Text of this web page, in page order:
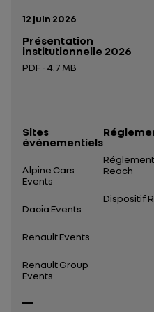
Date de publication:
12 juin 2026
Présentation
institutionnelle 2026
PDF - 4.7 MB
Sites
événementiels
Alpine Cars
Events
Dacia Events
Renault Events
Renault Group
Events
Reach
Dispositif